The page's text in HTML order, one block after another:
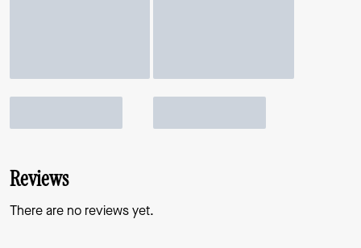
Reviews
There are no reviews yet.